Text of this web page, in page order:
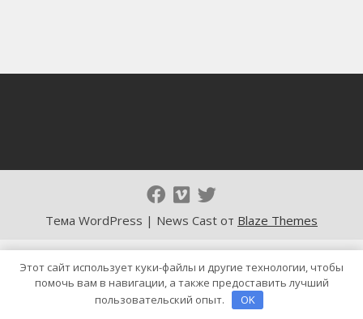
Тема WordPress | News Cast от Blaze Themes
Этот сайт использует куки-файлы и другие технологии, чтобы
помочь вам в навигации, а также предоставить лучший
пользовательский опыт.
OK